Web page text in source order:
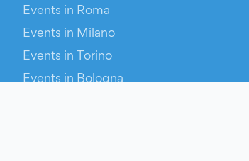
Events in Roma
Events in Milano
Events in Torino
Events in Bologna